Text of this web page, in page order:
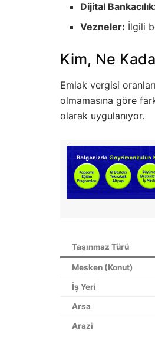
Dijital
Vezneler: İlgili
Kim, Ne
Emlak vergisi
olmamasına göre
olarak uygulanıyor.
Taşınmaz Türü
Mesken (Konut)
İş Yeri
Arsa
Arazi